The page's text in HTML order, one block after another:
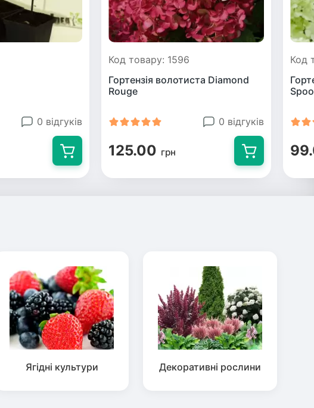
0 відгуків
Код товару: 1596
Гортензія волотиста Diamond
Rouge
0 відгуків
125.00 грн
Код
Ягідні культури Декоративні рослини